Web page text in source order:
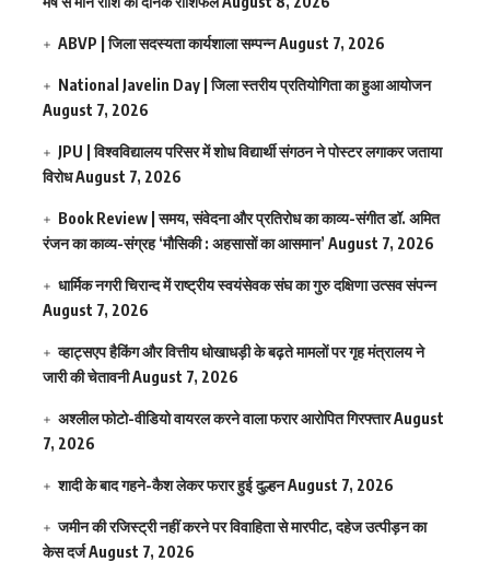
ABVP | जिला सदस्यता कार्यशाला सम्पन्नAugust 7, 2026
National Javelin Day | जिला स्तरीय प्रतियोगिता का हुआ आयोजन
August 7, 2026
JPU | विश्वविद्यालय परिसर में शोध विद्यार्थी संगठन ने पोस्टर लगाकर जताया
विरोधAugust 7, 2026
Book Review | समय, संवेदना और प्रतिरोध का काव्य-संगीत डॉ. अमित
रंजन का काव्य-संग्रह ‘मौसिकी : अहसासों का आसमान’ August 7, 2026
धार्मिक नगरी चिरान्द में राष्ट्रीय स्वयंसेवक संघ का गुरु दक्षिणा उत्सव संपन्न
August 7, 2026
व्हाट्सएप हैकिंग और वित्तीय धोखाधड़ी के बढ़ते मामलों पर गृह मंत्रालय ने
जारी की चेतावनीAugust 7, 2026
अश्लील फोटो-वीडियो वायरल करने वाला फरार आरोपित गिरफ्तारAugust
7, 2026
शादी के बाद गहने-कैश लेकर फरार हुई दुल्हनAugust 7, 2026
जमीन की रजिस्ट्री नहीं करने पर विवाहिता से मारपीट, दहेज उत्पीड़न का
केस दर्जAugust 7, 2026